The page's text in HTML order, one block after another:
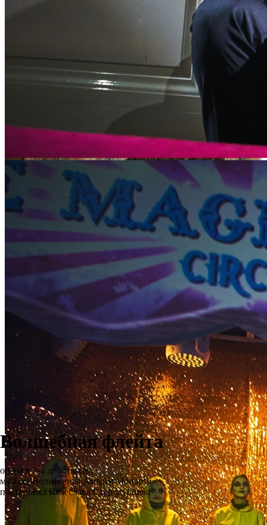
Волшебная флейта
опера в 2-х действиях
музыка Вольфганга Амадея Моцарта
постановка Вячеслава Стародубцева